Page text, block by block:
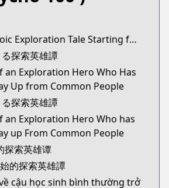
manga/69397
series/heroic-
series/336783/list
synonyms:Heroic Exploration Tale Starting from Mob
探索英雄譚
an Exploration Hero Who Has
Up from Common People
探索英雄譚
an Exploration Hero Who has
up From Common People
探索英雄谭
的探索英雄譚
cậu học sinh bình thường trở